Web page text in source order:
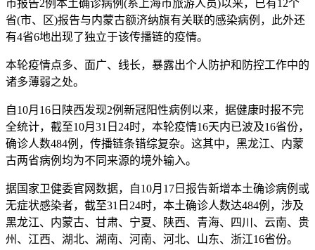
市报告2例本土确诊病例(系上海市旅游人员)以来，已有12个
省(市、区)报告与内蒙古额济纳旗有关联的感染病例，此外还
有4省6地出现了独立于该传播链的疫情。
本轮疫情点多、面广、线长，暴露出个人防护和防控工作中的
诸多薄弱之处。
自10月16日陕西发现2例新冠阳性病例以来，据健康时报不完
全统计，截至10月31日24时，本轮疫情16天内已波及16省份，
确诊人数484例，传播链条错综复杂。这其中，黑龙江、内蒙
古两省病例均为不同来源的境外输入。
据国家卫健委官网数据，自10月17日报告新增本土确诊病例或
无症状感染者，截至31日24时，本土确诊人数达484例，涉及
黑龙江、内蒙古、甘肃、宁夏、陕西、青海、四川、云南、贵
州、江西、湖北、湖南、河南、河北、山东、浙江16省份。